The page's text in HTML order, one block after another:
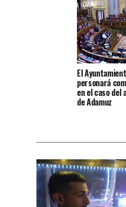
El
personará
en el caso
de Adamuz